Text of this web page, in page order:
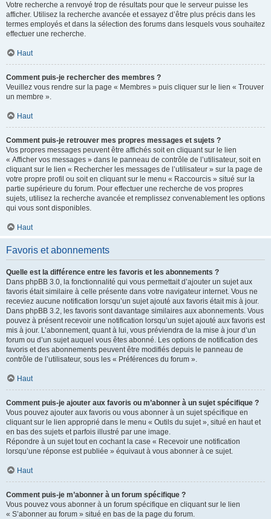
Votre recherche a renvoyé trop de résultats pour que le serveur puisse les
afficher. Utilisez la recherche avancée et essayez d’être plus précis dans les
termes employés et dans la sélection des forums dans lesquels vous souhaitez
effectuer une recherche.
Haut
Comment puis-je rechercher des membres ?
Veuillez vous rendre sur la page « Membres » puis cliquer sur le lien « Trouver
un membre ».
Haut
Comment puis-je retrouver mes propres messages et sujets ?
Vos propres messages peuvent être affichés soit en cliquant sur le lien
« Afficher vos messages » dans le panneau de contrôle de l’utilisateur, soit en
cliquant sur le lien « Rechercher les messages de l’utilisateur » sur la page de
votre propre profil ou soit en cliquant sur le menu « Raccourcis » situé sur la
partie supérieure du forum. Pour effectuer une recherche de vos propres
sujets, utilisez la recherche avancée et remplissez convenablement les options
qui vous sont disponibles.
Haut
Favoris et abonnements
Quelle est la différence entre les favoris et les abonnements ?
Dans phpBB 3.0, la fonctionnalité qui vous permettait d’ajouter un sujet aux
favoris était similaire à celle présente dans votre navigateur internet. Vous ne
receviez aucune notification lorsqu’un sujet ajouté aux favoris était mis à jour.
Dans phpBB 3.2, les favoris sont davantage similaires aux abonnements. Vous
pouvez à présent recevoir une notification lorsqu’un sujet ajouté aux favoris est
mis à jour. L’abonnement, quant à lui, vous préviendra de la mise à jour d’un
forum ou d’un sujet auquel vous êtes abonné. Les options de notification des
favoris et des abonnements peuvent être modifiés depuis le panneau de
contrôle de l’utilisateur, sous les « Préférences du forum ».
Haut
Comment puis-je ajouter aux favoris ou m’abonner à un sujet spécifique ?
Vous pouvez ajouter aux favoris ou vous abonner à un sujet spécifique en
cliquant sur le lien approprié dans le menu « Outils du sujet », situé en haut et
en bas des sujets et parfois illustré par une image.
Répondre à un sujet tout en cochant la case « Recevoir une notification
lorsqu’une réponse est publiée » équivaut à vous abonner à ce sujet.
Haut
Comment puis-je m’abonner à un forum spécifique ?
Vous pouvez vous abonner à un forum spécifique en cliquant sur le lien
« S’abonner au forum » situé en bas de la page du forum.